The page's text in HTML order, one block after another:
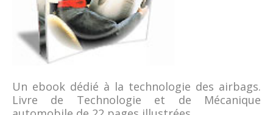
Un ebook dédié à la technologie des airbags.
Livre de Technologie et de Mécanique